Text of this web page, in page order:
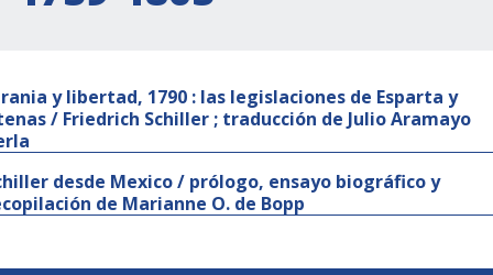
y libertad, 1790 : las legislaciones de Esparta y
/ Friedrich Schiller ; traducción de Julio Aramayo
desde Mexico / prólogo, ensayo biográfico y
de Marianne O. de Bopp